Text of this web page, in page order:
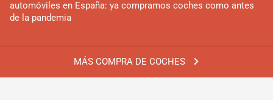
MÁS COMPRA DE COCHES
automóviles en España: ya compramos coches como antes
de la pandemia